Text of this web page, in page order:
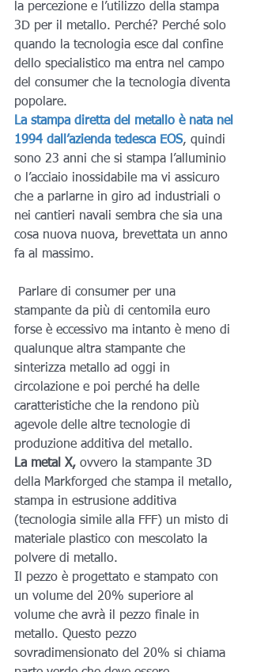
la percezione e l’utilizzo della stampa
3D per il metallo. Perché? Perché solo
quando la tecnologia esce dal confine
dello specialistico ma entra nel campo
del consumer che la tecnologia diventa
popolare.
La stampa diretta del metallo è nata nel
1994 dall’azienda tedesca EOS, quindi
sono 23 anni che si stampa l’alluminio
o l’acciaio inossidabile ma vi assicuro
che a parlarne in giro ad industriali o
nei cantieri navali sembra che sia una
cosa nuova nuova, brevettata un anno
fa al massimo.
stampante da più di centomila euro
forse è eccessivo ma intanto è meno di
qualunque altra stampante che
sinterizza metallo ad oggi in
circolazione e poi perché ha delle
caratteristiche che la rendono più
agevole delle altre tecnologie di
produzione additiva del metallo.
La metal X, ovvero la stampante 3D
della Markforged che stampa il metallo,
stampa in estrusione additiva
(tecnologia simile alla FFF) un misto di
materiale plastico con mescolato la
polvere di metallo.
Il pezzo è progettato e stampato con
un volume del 20% superiore al
volume che avrà il pezzo finale in
metallo. Questo pezzo
sovradimensionato del 20% si chiama